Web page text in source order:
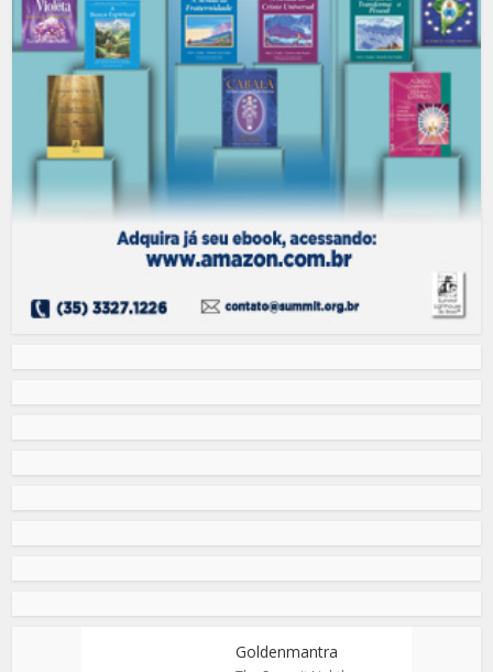
Goldenmantra